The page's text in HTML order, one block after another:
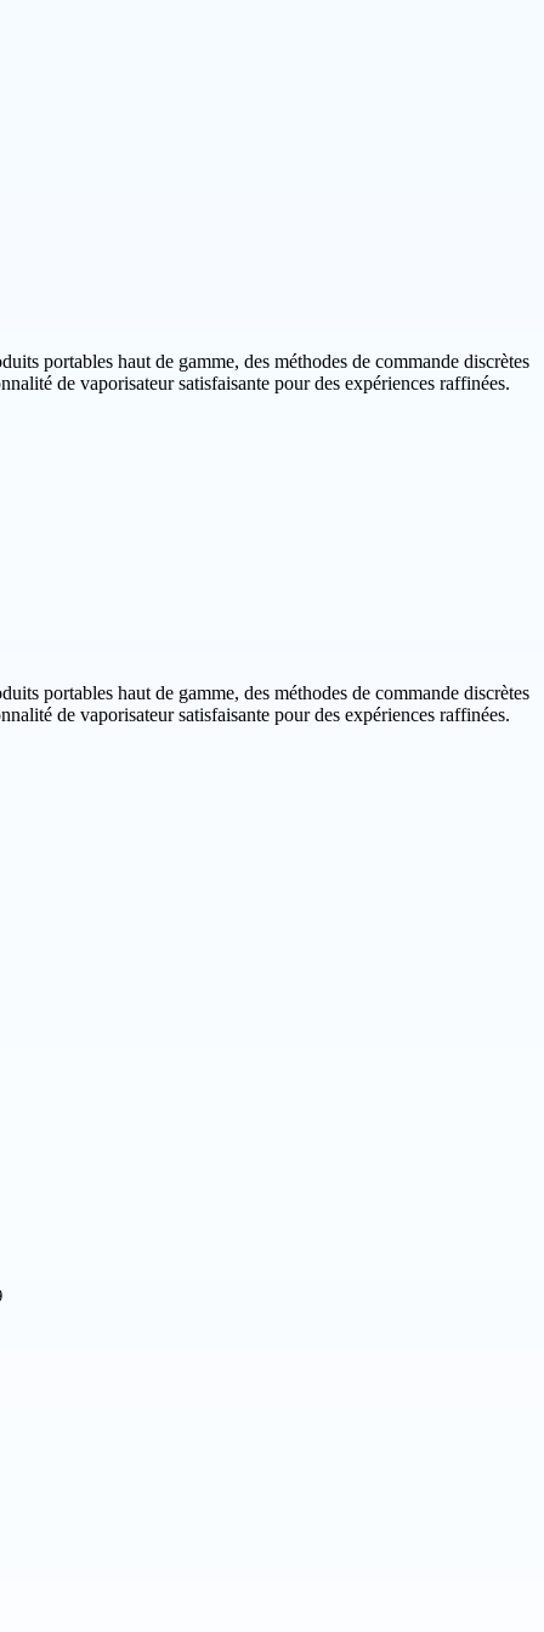
portables haut de gamme, des méthodes de commande discrètes
de vaporisateur satisfaisante pour des expériences raffinées.
portables haut de gamme, des méthodes de commande discrètes
de vaporisateur satisfaisante pour des expériences raffinées.